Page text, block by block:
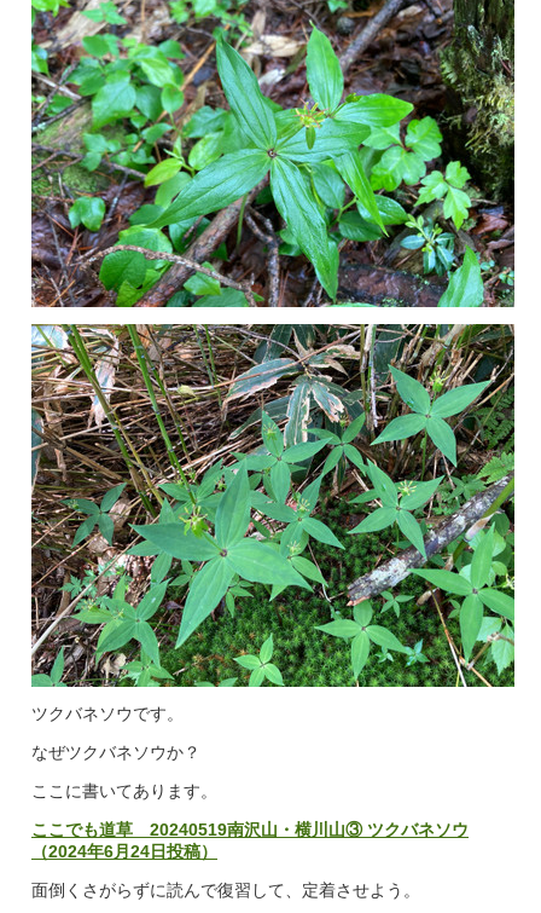
ツクバネソウです。
なぜツクバネソウか？
ここに書いてあります。
ここでも道草 20240519南沢山・横川山③ ツクバネソウ
（2024年6月24日投稿）
面倒くさがらずに読んで復習して、定着させよう。